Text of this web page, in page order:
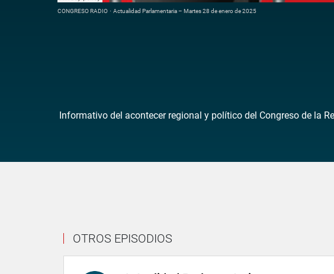
CONGRESO RADIO · Actualidad Parlamentaria – Martes 28 de enero de 2025
Informativo del acontecer regional y político del Congreso de la
OTROS EPISODIOS